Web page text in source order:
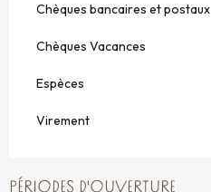
Chèques bancaires et postaux
Chèques Vacances
Espèces
Virement
PÉRIODES D'OUVERTURE